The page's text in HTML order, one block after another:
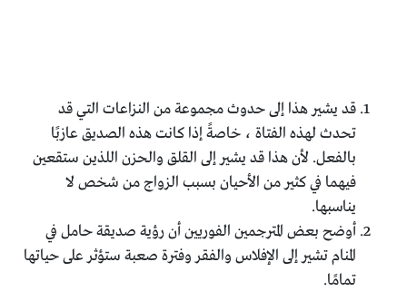
قد يشير هذا إلى حدوث مجموعة من النزاعات التي قد
تحدث لهذه الفتاة ، خاصةً إذا كانت هذه الصديق عازبًا
بالفعل. لأن هذا قد يشير إلى القلق والحزن اللذين ستقعين
فيهما في كثير من الأحيان بسبب الزواج من شخص لا
يناسبها.
أوضح بعض المترجمين الفوريين أن رؤية صديقة حامل في
المنام تشير إلى الإفلاس والفقر وفترة صعبة ستؤثر على حياتها
تمامًا.